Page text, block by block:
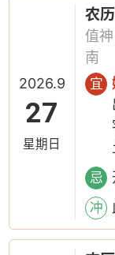
2026.9
27
星期日
农
值
南
宜
忌
冲